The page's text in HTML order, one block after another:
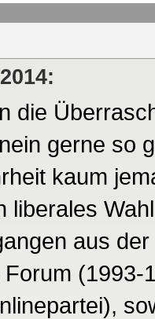
die
gerne so
kaum
liberales
aus